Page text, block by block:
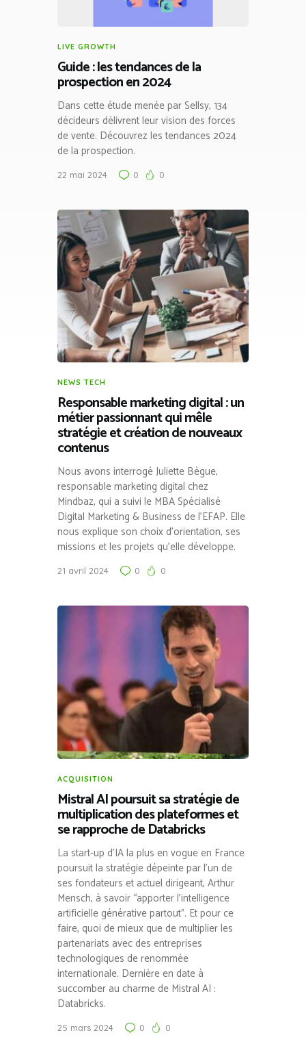
LIVE GROWTH
Guide : les tendances de la
prospection en 2024
Dans cette étude menée par Sellsy, 134
décideurs délivrent leur vision des forces
de vente. Découvrez les tendances 2024
de la prospection.
22 mai 2024 0 0
NEWS TECH
Responsable marketing digital : un
métier passionnant qui mêle
stratégie et création de nouveaux
contenus
Nous avons interrogé Juliette Bègue,
responsable marketing digital chez
Mindbaz, qui a suivi le MBA Spécialisé
Digital Marketing & Business de l’EFAP. Elle
nous explique son choix d’orientation, ses
missions et les projets qu’elle développe.
21 avril 2024 0 0
ACQUISITION
Mistral AI poursuit sa stratégie de
multiplication des plateformes et
se rapproche de Databricks
La start-up d’IA la plus en vogue en France
poursuit la stratégie dépeinte par l’un de
ses fondateurs et actuel dirigeant, Arthur
Mensch, à savoir “apporter l’intelligence
artificielle générative partout”. Et pour ce
faire, quoi de mieux que de multiplier les
partenariats avec des entreprises
technologiques de renommée
internationale. Dernière en date à
succomber au charme de Mistral AI :
Databricks.
25 mars 2024 0 0